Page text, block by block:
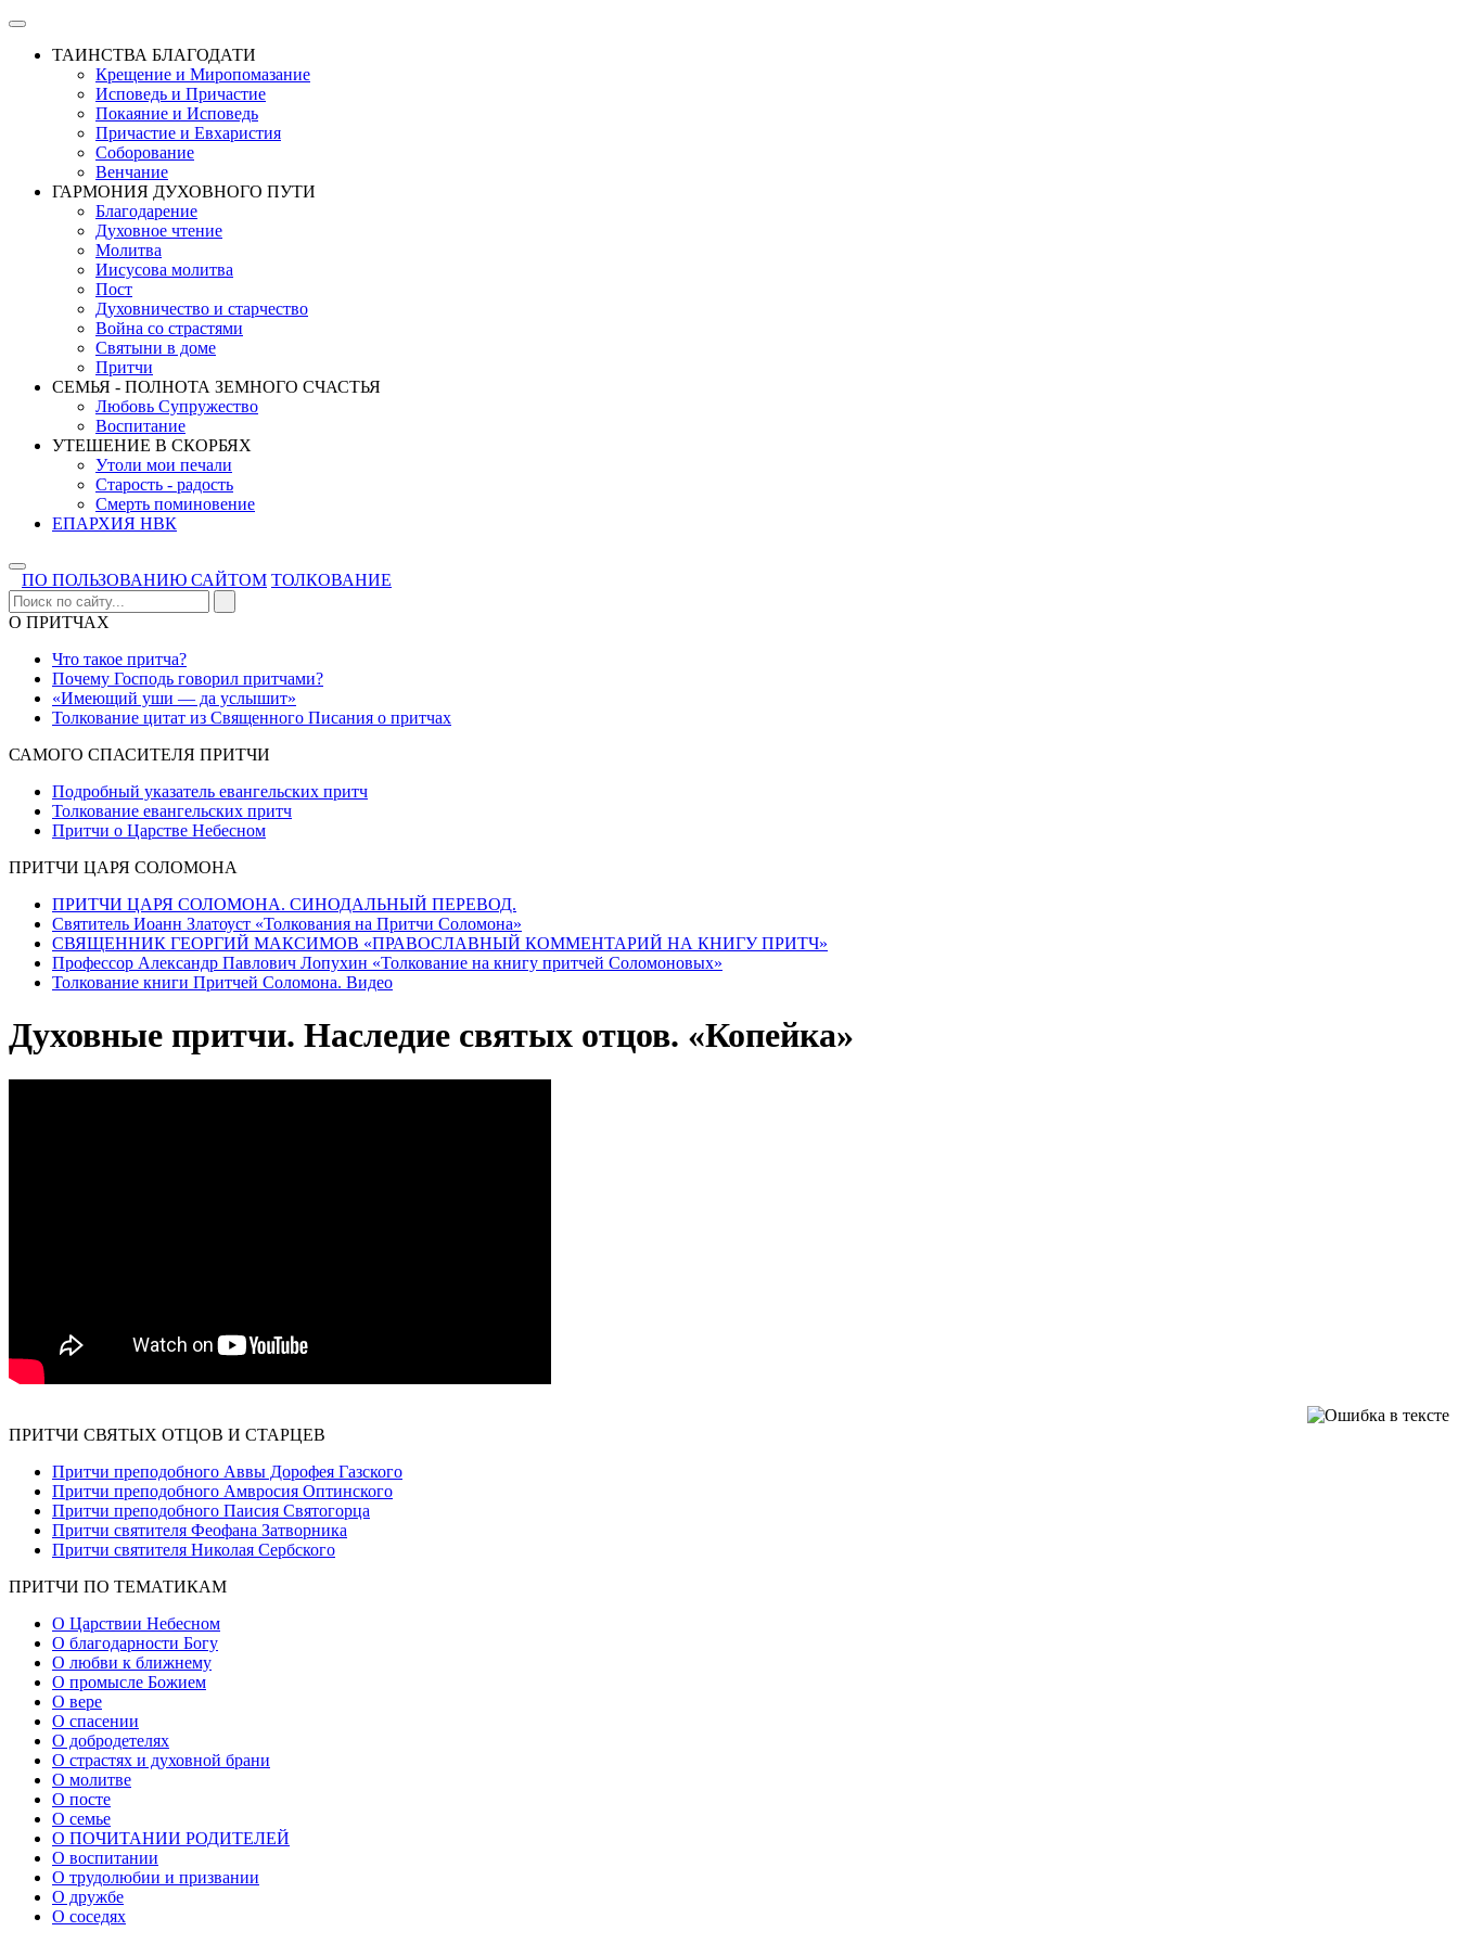
ТАИНСТВА БЛАГОДАТИ
Крещение и Миропомазание
Исповедь и Причастие
Покаяние и Исповедь
Причастие и Евхаристия
Соборование
Венчание
ГАРМОНИЯ ДУХОВНОГО ПУТИ
Благодарение
Духовное чтение
Молитва
Иисусова молитва
Пост
Духовничество и старчество
Война со страстями
Святыни в доме
Притчи
СЕМЬЯ - ПОЛНОТА ЗЕМНОГО СЧАСТЬЯ
Любовь Супружество
Воспитание
УТЕШЕНИЕ В СКОРБЯХ
Утоли мои печали
Старость - радость
Смерть поминовение
ЕПАРХИЯ НВК
ПО ПОЛЬЗОВАНИЮ САЙТОМ ТОЛКОВАНИЕ
О ПРИТЧАХ
Что такое притча?
Почему Господь говорил притчами?
«Имеющий уши — да услышит»
Толкование цитат из Священного Писания о притчах
САМОГО СПАСИТЕЛЯ ПРИТЧИ
Подробный указатель евангельских притч
Толкование евангельских притч
Притчи о Царстве Небесном
ПРИТЧИ ЦАРЯ СОЛОМОНА
ПРИТЧИ ЦАРЯ СОЛОМОНА. СИНОДАЛЬНЫЙ ПЕРЕВОД.
Святитель Иоанн Златоуст «Толкования на Притчи Соломона»
CВЯЩЕННИК ГЕОРГИЙ МАКСИМОВ «ПРАВОСЛАВНЫЙ КОММЕНТАРИЙ НА КНИГУ ПРИТЧ»
Профессор Александр Павлович Лопухин «Толкование на книгу притчей Соломоновых»
Толкование книги Притчей Соломона. Видео
Духовные притчи. Наследие святых отцов. «Копейка»
ПРИТЧИ СВЯТЫХ ОТЦОВ И СТАРЦЕВ
Притчи преподобного Аввы Дорофея Газского
Притчи преподобного Амвросия Оптинского
Притчи преподобного Паисия Святогорца
Притчи святителя Феофана Затворника
Притчи святителя Николая Сербского
ПРИТЧИ ПО ТЕМАТИКАМ
О Царствии Небесном
О благодарности Богу
О любви к ближнему
О промысле Божием
О вере
О спасении
О добродетелях
О страстях и духовной брани
О молитве
О посте
О семье
О ПОЧИТАНИИ РОДИТЕЛЕЙ
О воспитании
О трудолюбии и призвании
О дружбе
О соседях